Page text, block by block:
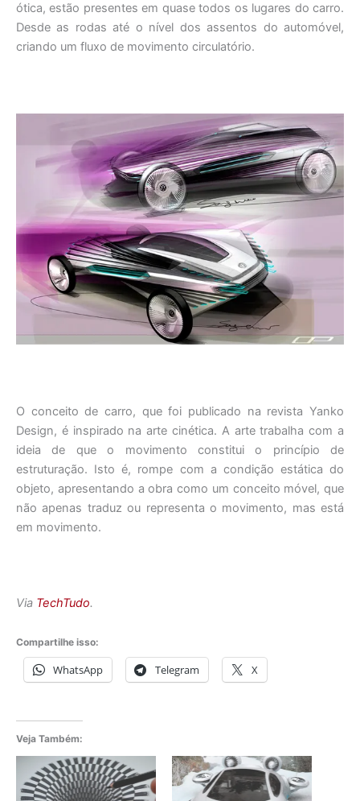
ótica, estão presentes em quase todos os lugares do carro.
Desde as rodas até o nível dos assentos do automóvel,
criando um fluxo de movimento circulatório.
O conceito de carro, que foi publicado na revista Yanko
Design, é inspirado na arte cinética. A arte trabalha com a
ideia de que o movimento constitui o princípio de
estruturação. Isto é, rompe com a condição estática do
objeto, apresentando a obra como um conceito móvel, que
não apenas traduz ou representa o movimento, mas está
em movimento.
Via TechTudo.
Compartilhe isso:
WhatsApp Telegram X
Veja Também: